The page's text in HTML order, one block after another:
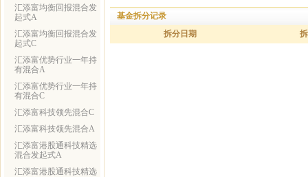
汇添富均衡回报混合发
起式A
汇添富均衡回报混合发
起式C
汇添富优势行业一年持
有混合A
汇添富优势行业一年持
有混合C
汇添富科技领先混合C
汇添富科技领先混合A
汇添富港股通科技精选
混合发起式A
汇添富港股通科技精选
基金拆分记录
拆分日期